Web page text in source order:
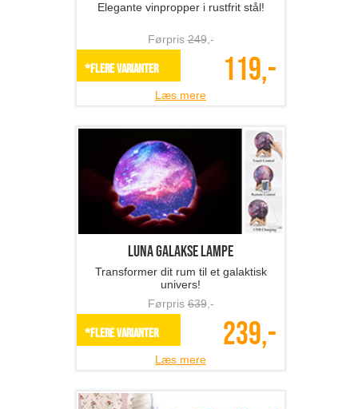
Elegante vinpropper i rustfrit stål!
Førpris249,-
*Flere varianter 119,-
Læs mere
Luna Galakse lampe
Transformer dit rum til et galaktisk
univers!
Førpris639,-
*Flere varianter 239,-
Læs mere